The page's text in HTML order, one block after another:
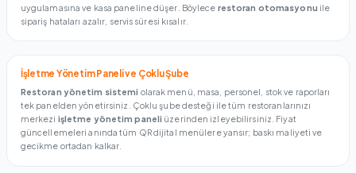
uygulamasına ve kasa paneline düşer. Böylece restoran otomasyonu ile
sipariş hataları azalır, servis süresi kısalır.
İşletme Yönetim Paneli ve Çoklu Şube
Restoran yönetim sistemi olarak menü, masa, personel, stok ve raporları
tek panelden yönetirsiniz. Çoklu şube desteği ile tüm restoranlarınızı
merkezi işletme yönetim paneli üzerinden izleyebilirsiniz. Fiyat
güncellemeleri anında tüm QR dijital menülere yansır; baskı maliyeti ve
gecikme ortadan kalkar.